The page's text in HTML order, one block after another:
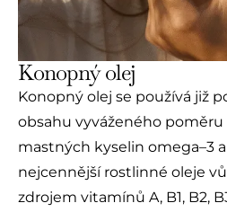
Konopný olej
Konopný olej se používá již
obsahu vyváženého
mastných kyselin omega–3
nejcennější rostlinné oleje
zdrojem vitamínů A, B1, B2,